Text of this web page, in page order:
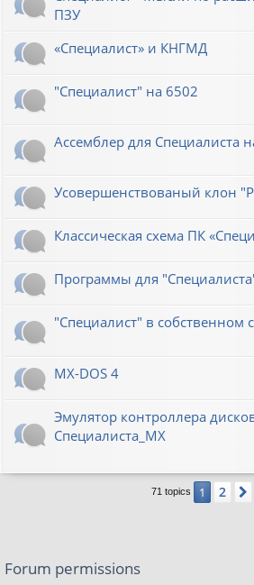
ПЗУ
«Специалист» и КНГМД
"Специалист" на 6502
Ассемблер для Специалиста
Усовершенствованый клон
Классическая схема ПК
Программы для
"Специалист" в собственном
MX-DOS 4
Эмулятор контроллера
Специалиста_МХ
71 topics 1 2
Forum permissions